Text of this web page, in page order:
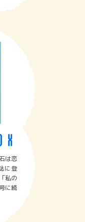
は恋
に登
私の
に続